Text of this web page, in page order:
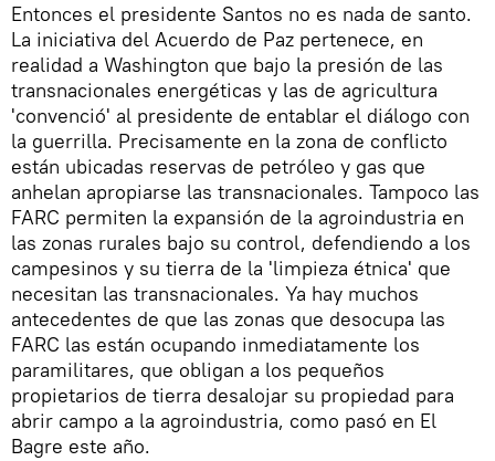
Entonces el presidente Santos no es nada de santo.
La iniciativa del Acuerdo de Paz pertenece, en
realidad a Washington que bajo la presión de las
transnacionales energéticas y las de agricultura
'convenció' al presidente de entablar el diálogo con
la guerrilla. Precisamente en la zona de conflicto
están ubicadas reservas de petróleo y gas que
anhelan apropiarse las transnacionales. Tampoco las
FARC permiten la expansión de la agroindustria en
las zonas rurales bajo su control, defendiendo a los
campesinos y su tierra de la 'limpieza étnica' que
necesitan las transnacionales. Ya hay muchos
antecedentes de que las zonas que desocupa las
FARC las están ocupando inmediatamente los
paramilitares, que obligan a los pequeños
propietarios de tierra desalojar su propiedad para
abrir campo a la agroindustria, como pasó en El
Bagre este año.